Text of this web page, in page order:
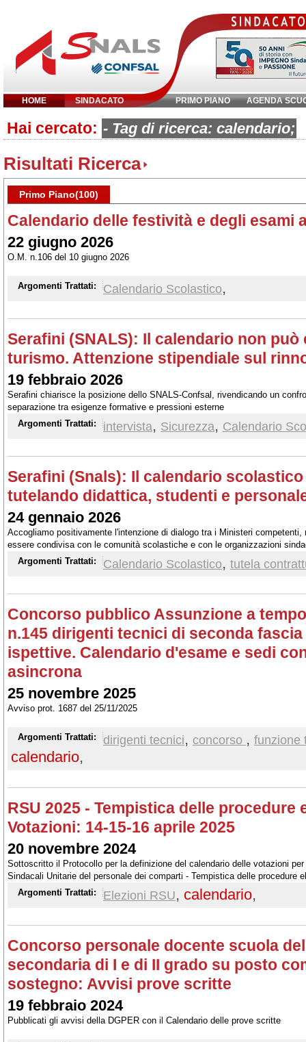
HOME SINDACATO PRIMO PIANO AGENDA
Inserisci parola chiave:
Hai cercato: - Tag di ricerca: calendario;
Risultati Ricerca
Primo Piano(100)
Calendario delle festività e degli esami
22 giugno 2026
O.M. n.106 del 10 giugno 2026
Argomenti Trattati: Calendario Scolastico,
Serafini (SNALS): Il calendario non può
turismo. Attenzione stipendiale sul
19 febbraio 2026
Serafini chiarisce la posizione dello SNALS-Confsal, rivendicando un
separazione tra esigenze formative e pressioni esterne
Argomenti Trattati:
intervista, Sicurezza, Calendario
Serafini (Snals): Il calendario
tutelando didattica, studenti e
24 gennaio 2026
Accogliamo positivamente l'intenzione di dialogo tra i Ministeri
essere condivisa con le comunità scolastiche e con le organizzazioni
con spirito costruttivo, mantenendo però una posizione chiara: la qualità
e la stabilità dei percorsi formativi
Argomenti Trattati: Calendario Scolastico, tutela
Concorso pubblico Assunzione a
n.145 dirigenti tecnici di seconda
ispettive. Calendario d'esame e sedi
asincrona
25 novembre 2025
Avviso prot. 1687 del 25/11/2025
Argomenti Trattati: dirigenti tecnici, concorso , funzione
calendario,
RSU 2025 - Tempistica delle procedure
Votazioni: 14-15-16 aprile 2025
20 novembre 2024
Sottoscritto il Protocollo per la definizione del calendario delle votazioni
Sindacali Unitarie del personale dei comparti - Tempistica delle procedure
Argomenti Trattati:
Elezioni RSU, calendario,
Concorso personale docente scuola
secondaria di I e di II grado su posto
sostegno: Avvisi prove scritte
19 febbraio 2024
Pubblicati gli avvisi della DGPER con il Calendario delle prove scritte